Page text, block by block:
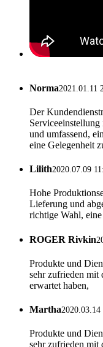
Norma2021.01.11
Der
und umfassend,
eine Gelegenheit
Lilith2020.07.09
Hohe
Lieferung und
richtige Wahl,
ROGER Rivkin
Produkte und
sehr zufrieden mit
erwartet haben,
Martha2020.03.14
Produkte und
sehr zufrieden mit